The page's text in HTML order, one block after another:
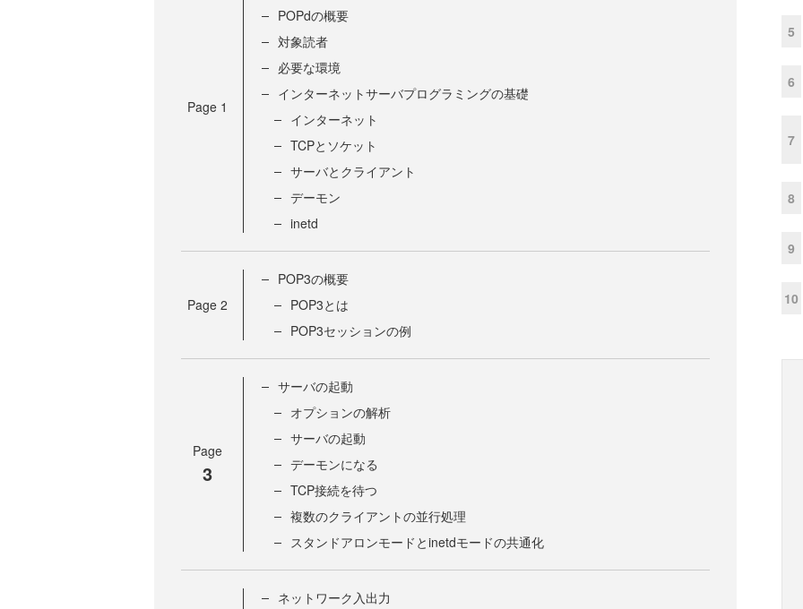
Page 1
POPdの概要
対象読者
必要な環境
インターネットサーバプログラミングの基礎
インターネット
TCPとソケット
サーバとクライアント
デーモン
inetd
Page 2
POP3の概要
POP3とは
POP3セッションの例
Page
3
サーバの起動
オプションの解析
サーバの起動
デーモンになる
TCP接続を待つ
複数のクライアントの並行処理
スタンドアロンモードとinetdモードの共通化
ネットワーク入出力
5
6
7
8
9
10